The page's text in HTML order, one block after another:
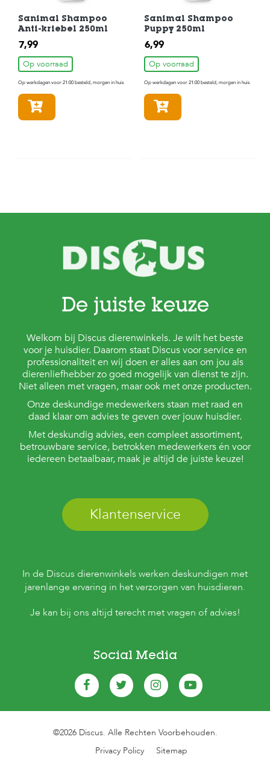
Sanimal Shampoo
Anti-kriebel 250ml
7,99
Op voorraad
Op werkdagen voor 21:00 besteld, morgen in huis
Sanimal Shampoo
Puppy 250ml
6,99
Op voorraad
Op werkdagen voor 21:00 besteld, morgen in huis
De juiste keuze
Welkom bij Discus dierenwinkels. Je wilt het beste
voor je huisdier. Daarom staat Discus voor service en
professionaliteit en wij doen er alles aan om jou als
dierenliefhebber zo goed mogelijk van dienst te zijn.
Niet alleen met vragen, maar ook met onze producten.
Onze deskundige medewerkers staan met raad en
daad klaar om advies te geven over jouw huisdier.
Met deskundig advies, een compleet assortiment,
betrouwbare service, betrokken medewerkers én voor
iedereen betaalbaar, maak je altijd de juiste keuze!
Klantenservice
In de Discus dierenwinkels werken deskundigen met
jarenlange ervaring in het verzorgen van huisdieren.
Je kan bij ons altijd terecht met vragen of advies!
Social Media
©2026 Discus. Alle Rechten Voorbehouden.
Privacy Policy
Sitemap